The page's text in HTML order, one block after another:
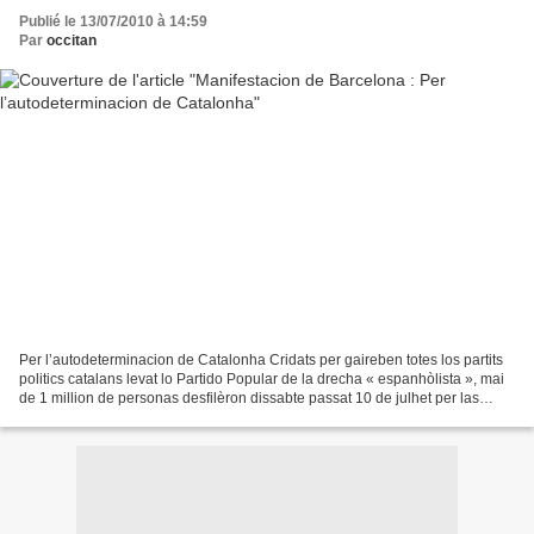
Publié le 13/07/2010 à 14:59
Par occitan
Per l’autodeterminacion de Catalonha Cridats per gaireben totes los partits
politics catalans levat lo Partido Popular de la drecha « espanhòlista », mai
de 1 million de personas desfilèron dissabte passat 10 de julhet per las